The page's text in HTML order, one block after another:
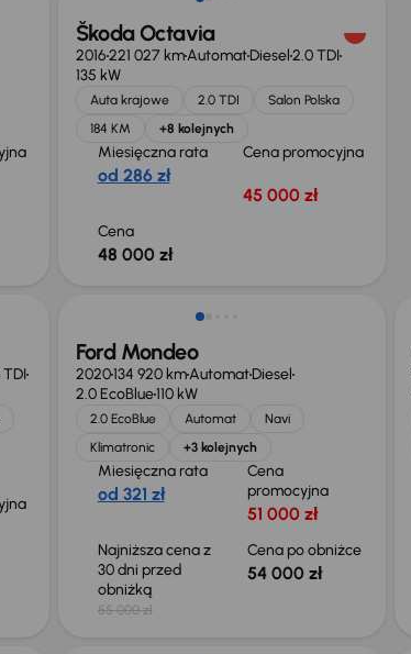
Škoda Octavia
2016221 027 kmAutomatDiesel2.0 TDI
135 kW
Auta krajowe 2.0 TDI
Salon Polska
184 KM
+8 kolejnych
Miesięczna rata
od 286 zł
Cena promocyjna
45 000 zł
Cena
48 000 zł
TDI
Taniej o 1 000 zł
Ford Mondeo
2020134 920 kmAutomatDiesel
2.0 EcoBlue110 kW
2.0 EcoBlue Automat
Navi
Klimatronic
+3 kolejnych
Miesięczna rata
od 321 zł
Cena
promocyjna
51 000 zł
Najniższa cena z
30 dni przed
obniżką
55 000 zł
Cena po obniżce
54 000 zł
Taniej o 500 zł